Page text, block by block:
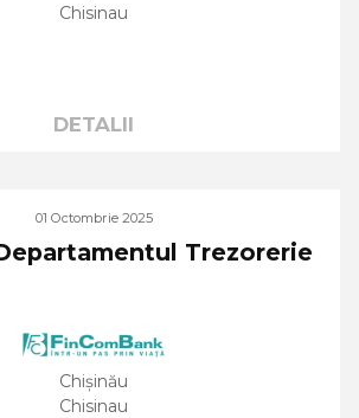
Chisinau
DETALII
01 Octombrie 2025
Trezorerie
Chișinău
Chisinau